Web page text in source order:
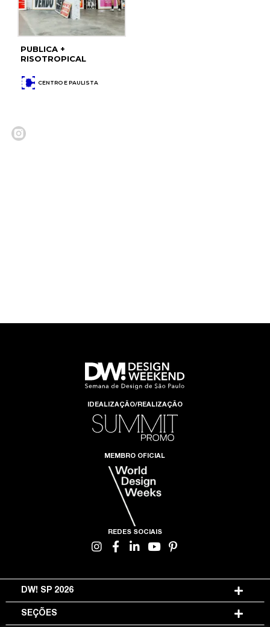
PUBLICA +
RISOTROPICAL
CENTRO E PAULISTA
IDEALIZAÇÃO/REALIZAÇÃO
MEMBRO OFICIAL
REDES SOCIAIS
DW! SP 2026
SEÇÕES